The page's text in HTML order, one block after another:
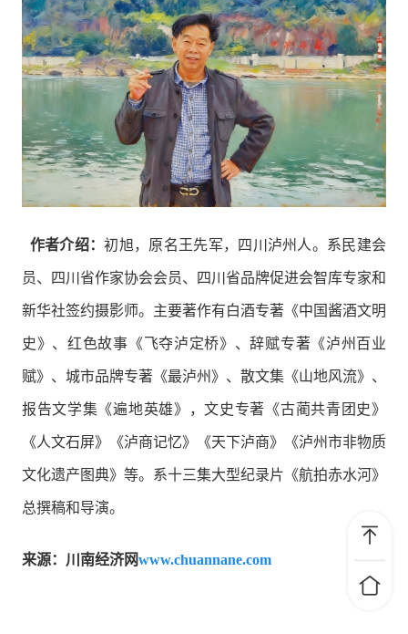
作者介绍：初旭，原名王先军，四川泸州人。系民建会
员、四川省作家协会会员、四川省品牌促进会智库专家和
新华社签约摄影师。主要著作有白酒专著《中国酱酒文明
史》、红色故事《飞夺泸定桥》、辞赋专著《泸州百业
赋》、城市品牌专著《最泸州》、散文集《山地风流》、
报告文学集《遍地英雄》，文史专著《古蔺共青团史》
《人文石屏》《泸商记忆》《天下泸商》《泸州市非物质
文化遗产图典》等。系十三集大型纪录片《航拍赤水河》
总撰稿和导演。
来源：川南经济网www.chuannane.com